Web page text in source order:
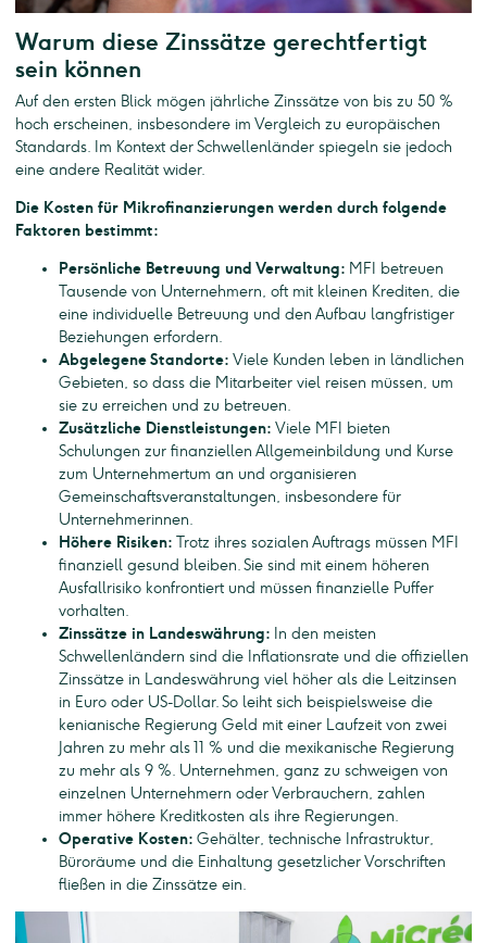
Warum diese Zinssätze gerechtfertigt
sein können
Auf den ersten Blick mögen jährliche Zinssätze von bis zu 50 %
hoch erscheinen, insbesondere im Vergleich zu europäischen
Standards. Im Kontext der Schwellenländer spiegeln sie jedoch
eine andere Realität wider.
Die Kosten für Mikrofinanzierungen werden durch folgende
Faktoren bestimmt:
Persönliche Betreuung und Verwaltung: MFI betreuen
Tausende von Unternehmern, oft mit kleinen Krediten, die
eine individuelle Betreuung und den Aufbau langfristiger
Beziehungen erfordern.
Abgelegene Standorte: Viele Kunden leben in ländlichen
Gebieten, so dass die Mitarbeiter viel reisen müssen, um
sie zu erreichen und zu betreuen.
Zusätzliche Dienstleistungen: Viele MFI bieten
Schulungen zur finanziellen Allgemeinbildung und Kurse
zum Unternehmertum an und organisieren
Gemeinschaftsveranstaltungen, insbesondere für
Unternehmerinnen.
Höhere Risiken: Trotz ihres sozialen Auftrags müssen MFI
finanziell gesund bleiben. Sie sind mit einem höheren
Ausfallrisiko konfrontiert und müssen finanzielle Puffer
vorhalten.
Zinssätze in Landeswährung: In den meisten
Schwellenländern sind die Inflationsrate und die offiziellen
Zinssätze in Landeswährung viel höher als die Leitzinsen
in Euro oder US-Dollar. So leiht sich beispielsweise die
kenianische Regierung Geld mit einer Laufzeit von zwei
Jahren zu mehr als 11 % und die mexikanische Regierung
zu mehr als 9 %. Unternehmen, ganz zu schweigen von
einzelnen Unternehmern oder Verbrauchern, zahlen
immer höhere Kreditkosten als ihre Regierungen.
Operative Kosten: Gehälter, technische Infrastruktur,
Büroräume und die Einhaltung gesetzlicher Vorschriften
fließen in die Zinssätze ein.